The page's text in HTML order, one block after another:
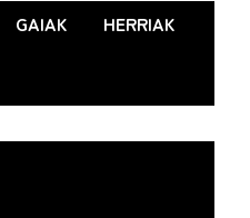
GAIAK
HERRIAK